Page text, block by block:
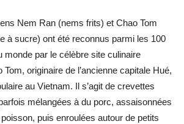
Nem Ran (nems frits) et Chao Tom
à sucre) ont été reconnus parmi les 100
monde par le célèbre site culinaire
Tom, originaire de l’ancienne capitale Hué,
au Vietnam. Il s’agit de crevettes
mélangées à du porc, assaisonnées
puis enroulées autour de petits